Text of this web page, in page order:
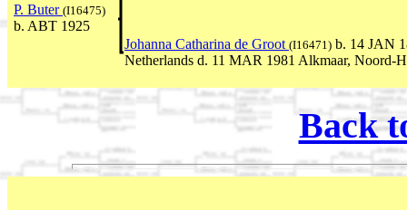
P. Buter (I16475)
b. ABT 1925
Johanna Catharina de Groot (I16471) b. 14 JAN
Netherlands d. 11 MAR 1981 Alkmaar, Noord-
Back